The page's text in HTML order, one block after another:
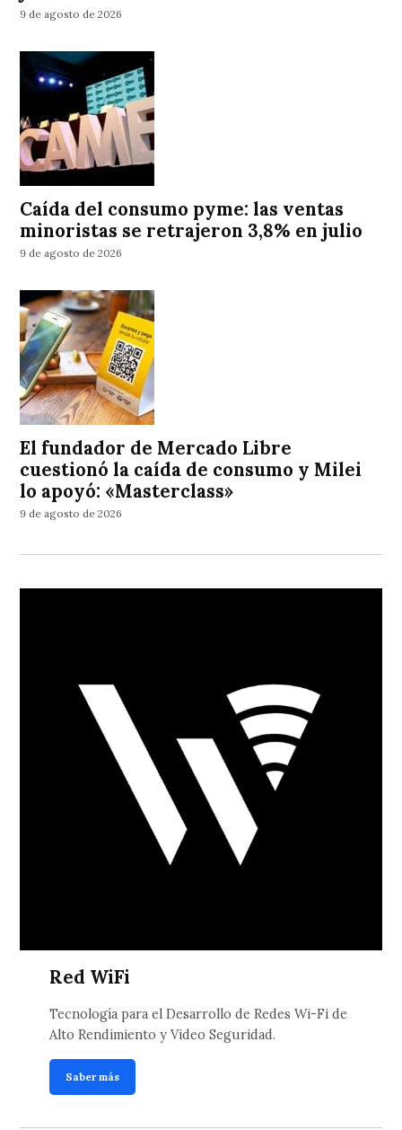
9 de agosto de 2026
Caída del consumo pyme: las ventas
minoristas se retrajeron 3,8% en julio
9 de agosto de 2026
El fundador de Mercado Libre
cuestionó la caída de consumo y Milei
lo apoyó: «Masterclass»
9 de agosto de 2026
Red WiFi
Tecnología para el Desarrollo de Redes Wi-Fi de
Alto Rendimiento y Video Seguridad.
Saber más